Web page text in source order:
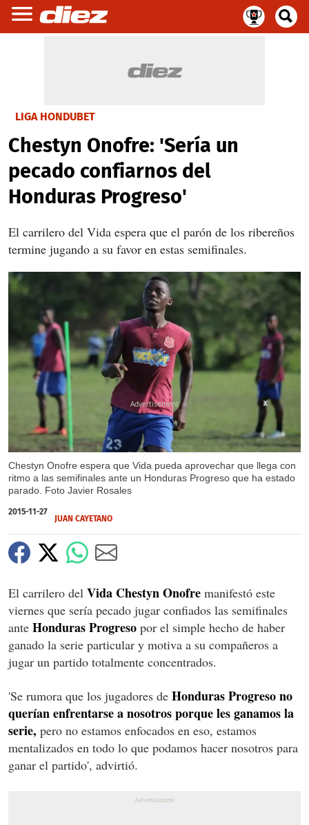
LIGA HONDUBET
Chestyn Onofre: 'Sería un
pecado confiarnos del
Honduras Progreso'
El carrilero del Vida espera que el parón de los ribereños
termine jugando a su favor en estas semifinales.
Chestyn Onofre espera que Vida pueda aprovechar que llega con
ritmo a las semifinales ante un Honduras Progreso que ha estado
parado. Foto Javier Rosales
X
2015-11-27
JUAN CAYETANO
El carrilero del Vida Chestyn Onofre manifestó este
viernes que sería pecado jugar confiados las semifinales
ante Honduras Progreso por el simple hecho de haber
ganado la serie particular y motiva a su compañeros a
jugar un partido totalmente concentrados.
'Se rumora que los jugadores de Honduras Progreso no
querían enfrentarse a nosotros porque les ganamos la
serie, pero no estamos enfocados en eso, estamos
mentalizados en todo lo que podamos hacer nosotros para
ganar el partido', advirtió.